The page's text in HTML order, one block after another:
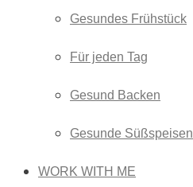
Gesundes Frühstück
Für jeden Tag
Gesund Backen
Gesunde Süßspeisen
WORK WITH ME